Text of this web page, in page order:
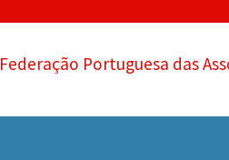
Federação Portuguesa das